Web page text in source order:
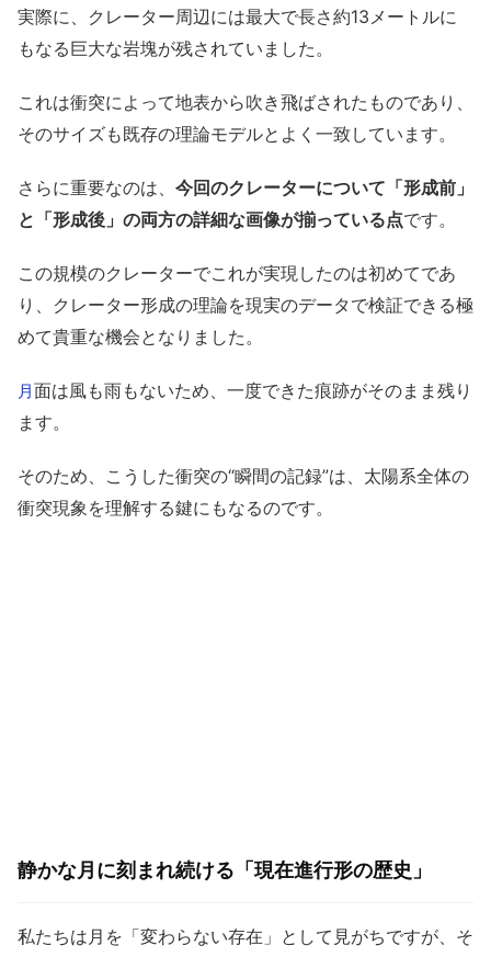
実際に、クレーター周辺には最大で長さ約13メートルに
もなる巨大な岩塊が残されていました。
これは衝突によって地表から吹き飛ばされたものであり、
そのサイズも既存の理論モデルとよく一致しています。
さらに重要なのは、 今回のクレーターについて「形成前」
と「形成後」の両方の詳細な画像が揃っている点です。
この規模のクレーターでこれが実現したのは初めてであ
り、クレーター形成の理論を現実のデータで検証できる極
めて貴重な機会となりました。
月面は風も雨もないため、一度できた痕跡がそのまま残り
ます。
そのため、こうした衝突の“瞬間の記録”は、太陽系全体の
衝突現象を理解する鍵にもなるのです。
静かな月に刻まれ続ける「現在進行形の歴史」
私たちは月を「変わらない存在」として見がちですが、そ